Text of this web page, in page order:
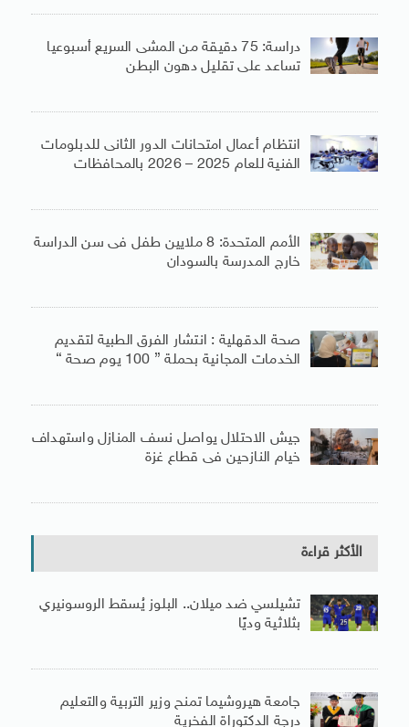
دراسة: 75 دقيقة من المشى السريع أسبوعيا
تساعد على تقليل دهون البطن
انتظام أعمال امتحانات الدور الثانى للدبلومات
الفنية للعام 2025 – 2026 بالمحافظات
الأمم المتحدة: 8 ملايين طفل فى سن الدراسة
خارج المدرسة بالسودان
صحة الدقهلية : انتشار الفرق الطبية لتقديم
الخدمات المجانية بحملة ” 100 يوم صحة “
جيش الاحتلال يواصل نسف المنازل واستهداف
خيام النازحين فى قطاع غزة
الأكثر قراءة
تشيلسي ضد ميلان.. البلوز يُسقط الروسونيري
بثلاثية وديًا
جامعة هيروشيما تمنح وزير التربية والتعليم
درجة الدكتوراة الفخرية